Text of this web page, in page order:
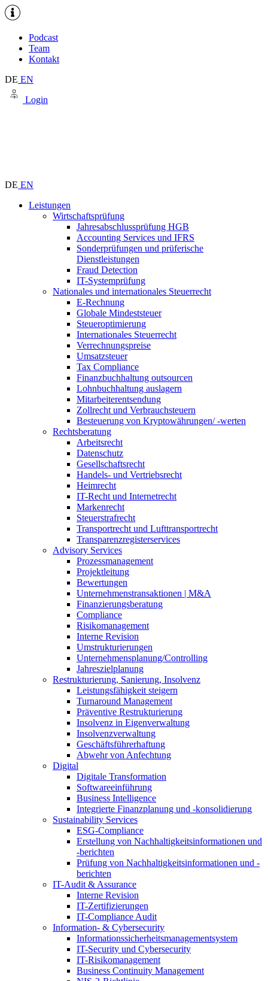
Podcast
Team
Kontakt
DE EN
Login
DE EN
Leistungen
Wirtschaftsprüfung
Jahresabschlussprüfung HGB
Accounting Services und IFRS
Sonderprüfungen und prüferische
Dienstleistungen
Fraud Detection
IT-Systemprüfung
Nationales und internationales Steuerrecht
E-Rechnung
Globale Mindeststeuer
Steueroptimierung
Internationales Steuerrecht
Verrechnungspreise
Umsatzsteuer
Tax Compliance
Finanzbuchhaltung outsourcen
Lohnbuchhaltung auslagern
Mitarbeiterentsendung
Zollrecht und Verbrauchsteuern
Besteuerung von Kryptowährungen/ -werten
Rechtsberatung
Arbeitsrecht
Datenschutz
Gesellschaftsrecht
Handels- und Vertriebsrecht
Heimrecht
IT-Recht und Internetrecht
Markenrecht
Steuerstrafrecht
Transportrecht und Lufttransportrecht
Transparenzregisterservices
Advisory Services
Prozessmanagement
Projektleitung
Bewertungen
Unternehmenstransaktionen | M&A
Finanzierungsberatung
Compliance
Risikomanagement
Interne Revision
Umstrukturierungen
Unternehmensplanung/Controlling
Jahreszielplanung
Restrukturierung, Sanierung, Insolvenz
Leistungsfähigkeit steigern
Turnaround Management
Präventive Restrukturierung
Insolvenz in Eigenverwaltung
Insolvenzverwaltung
Geschäftsführerhaftung
Abwehr von Anfechtung
Digital
Digitale Transformation
Softwareeinführung
Business Intelligence
Integrierte Finanzplanung und -konsolidierung
Sustainability Services
ESG-Compliance
Erstellung von Nachhaltigkeitsinformationen und
-berichten
Prüfung von Nachhaltigkeitsinformationen und -
berichten
IT-Audit & Assurance
Interne Revision
IT-Zertifizierungen
IT-Compliance Audit
Information- & Cybersecurity
Informationssicherheitsmanagementsystem
IT-Security und Cybersecurity
IT-Risikomanagement
Business Continuity Management